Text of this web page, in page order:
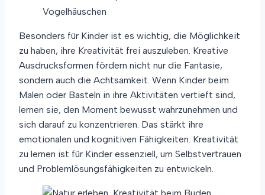
Besonders für Kinder ist es wichtig, die Möglichkeit
zu haben, ihre Kreativität frei auszuleben. Kreative
Ausdrucksformen fördern nicht nur die Fantasie,
sondern auch die Achtsamkeit. Wenn Kinder beim
Malen oder Basteln in ihre Aktivitäten vertieft sind,
lernen sie, den Moment bewusst wahrzunehmen und
sich darauf zu konzentrieren. Das stärkt ihre
emotionalen und kognitiven Fähigkeiten. Kreativität
zu lernen ist für Kinder essenziell, um Selbstvertrauen
und Problemlösungsfähigkeiten zu entwickeln.